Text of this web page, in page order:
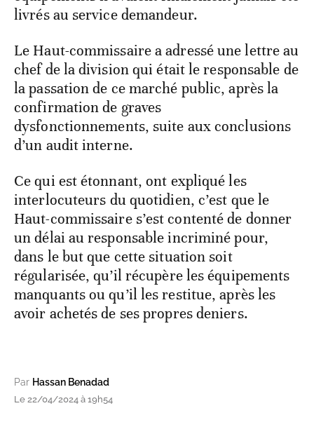
livrés au service demandeur.
Le Haut-commissaire a adressé une lettre au
chef de la division qui était le responsable de
la passation de ce marché public, après la
confirmation de graves
dysfonctionnements, suite aux conclusions
d’un audit interne.
Ce qui est étonnant, ont expliqué les
interlocuteurs du quotidien, c’est que le
Haut-commissaire s’est contenté de donner
un délai au responsable incriminé pour,
dans le but que cette situation soit
régularisée, qu’il récupère les équipements
manquants ou qu’il les restitue, après les
avoir achetés de ses propres deniers.
Par Hassan Benadad
Le 22/04/2024 à 19h54